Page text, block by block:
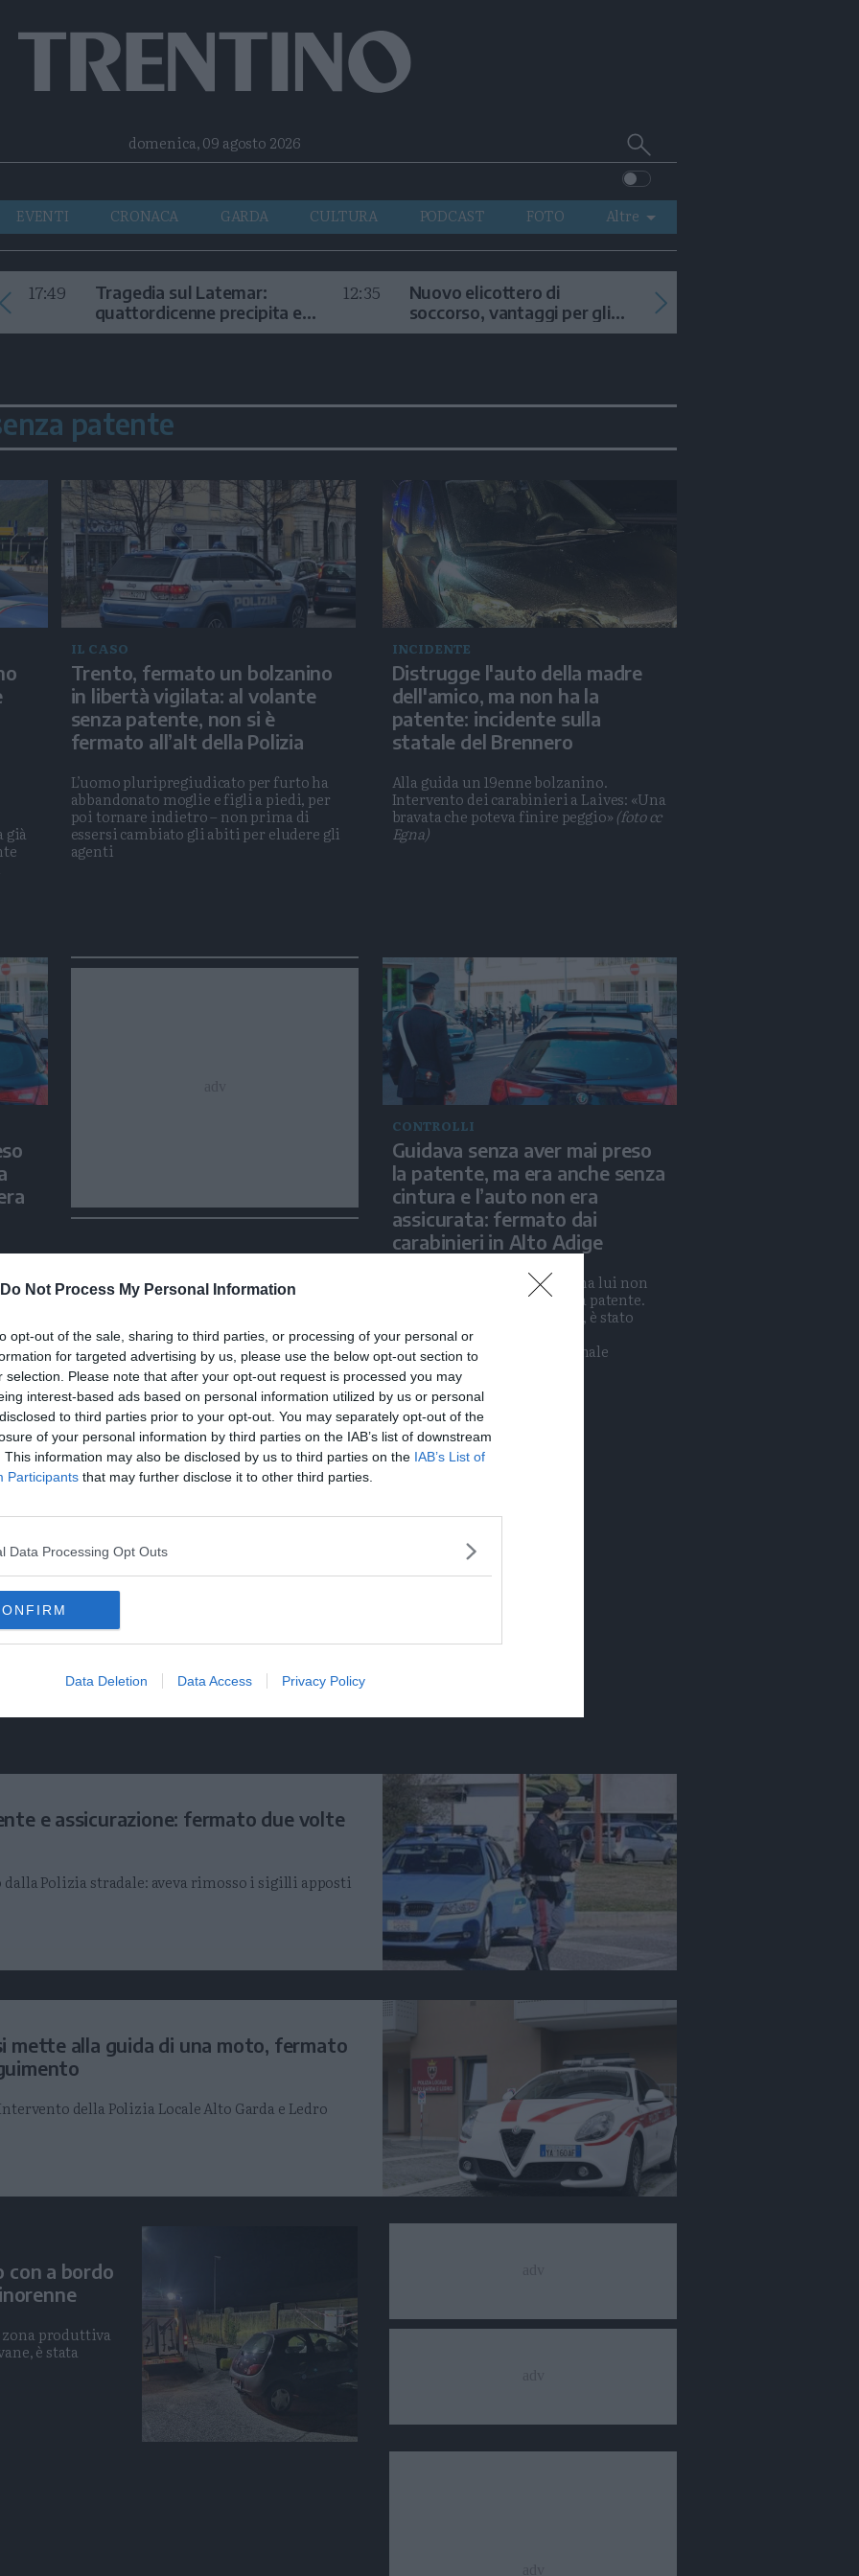
Do Not Process My Personal Information
opt-out of the sale, sharing to third parties, or processing of your personal or
for targeted advertising by us, please use the below opt-out section to
selection. Please note that after your opt-out request is processed you may
interest-based ads based on personal information utilized by us or personal
to third parties prior to your opt-out. You may separately opt-out of the
of your personal information by third parties on the IAB’s list of downstream
This information may also be disclosed by us to third parties on the IAB’s List of
Participants that may further disclose it to other third parties.
Data Processing Opt Outs
Data Deletion Data Access Privacy Policy
Telegram
RSS
domenica, 09 agosto 2026 Cerca
su
Trentino
EVENTI CRONACA GARDA CULTURA PODCAST FOTO
Altre
VIDEO
GENERAZIONI
ITALIA-MONDO
17:49
Tragedia sul Latemar:
quattordicenne precipita e
muore
12:35
Nuovo elicottero di
soccorso, vantaggi per gli
interventi in alta quota
patente
già
IL CASO
Trento, fermato un bolzanino
in libertà vigilata: al volante
senza patente, non si è
fermato all’alt della Polizia
L’uomo pluripregiudicato per furto ha
abbandonato moglie e figli a piedi, per
poi tornare indietro – non prima di
essersi cambiato gli abiti per eludere gli
agenti
INCIDENTE
Distrugge l'auto della madre
dell'amico, ma non ha la
patente: incidente sulla
statale del Brennero
Alla guida un 19enne bolzanino.
Intervento dei carabinieri a Laives: «Una
bravata che poteva finire peggio» (foto cc
Egna)
CONTROLLI
Guidava senza aver mai preso
la patente, ma era anche senza
cintura e l’auto non era
assicurata: fermato dai
carabinieri in Alto Adige
L'auto era di sua proprietà, ma lui non
aveva mai fatto l'esame per la patente.
L'uomo, residente a Cavalese, è stato
scoperto perché fermato dai
carabinieri durante un normale
servizio di pattuglia
e assicurazione: fermato due volte
dalla Polizia stradale: aveva rimosso i sigilli apposti
mette alla guida di una moto, fermato
della Polizia Locale Alto Garda e Ledro
con a bordo
zona produttiva
è stata